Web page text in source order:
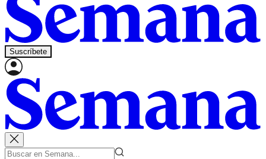
Suscríbete